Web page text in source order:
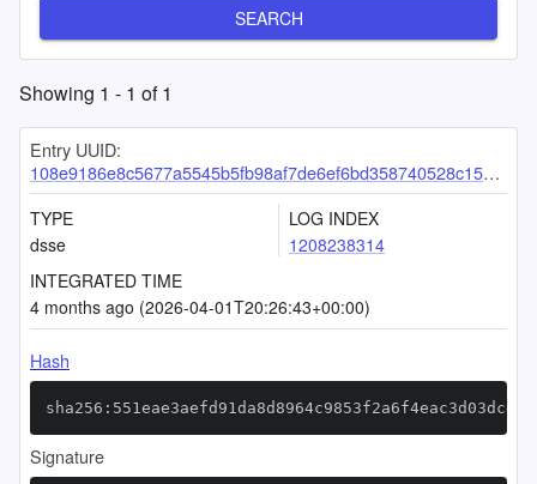
SEARCH
Showing 1 - 1 of1
Entry UUID:
108e9186e8c5677a5545b5fb98af7de6ef6bd358740528c15555878d3edb9bb32c80fd86927bb34c
TYPE
dsse
LOG INDEX
1208238314
INTEGRATED TIME
4 months ago (2026-04-01T20:26:43+00:00)
Hash
Signature